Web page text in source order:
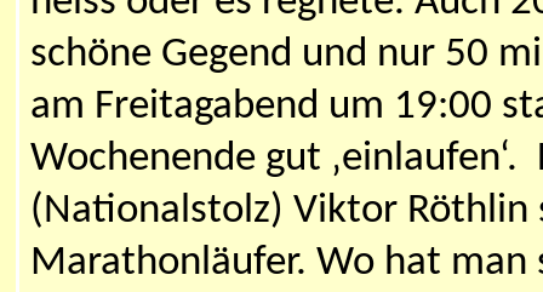
schöne Gegend und nur 50
am Freitagabend um 19:00
Wochenende gut ‚einlaufen‘.
(Nationalstolz) Viktor
Marathonläufer. Wo hat